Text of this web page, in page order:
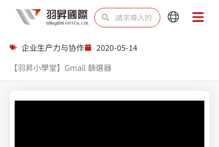
SearchSearch
Main
Main
企业生产力与协作
2020-05-14
【羽昇小學堂】Gmail 篩選器